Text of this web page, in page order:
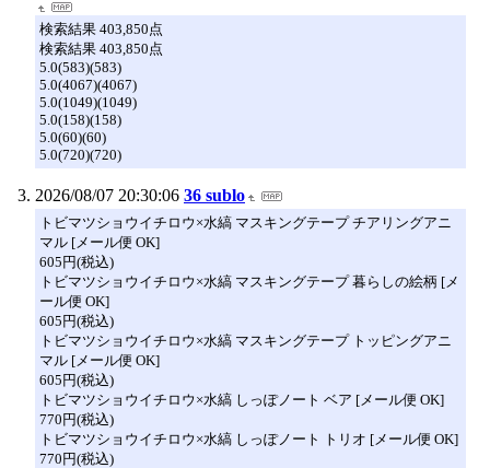
検索結果 403,850点
検索結果 403,850点
5.0(583)(583)
5.0(4067)(4067)
5.0(1049)(1049)
5.0(158)(158)
5.0(60)(60)
5.0(720)(720)
2026/08/07 20:30:06 36 sublo
トビマツショウイチロウ×水縞 マスキングテープ チアリングアニ
マル [メール便 OK]
605円(税込)
トビマツショウイチロウ×水縞 マスキングテープ 暮らしの絵柄 [メ
ール便 OK]
605円(税込)
トビマツショウイチロウ×水縞 マスキングテープ トッピングアニ
マル [メール便 OK]
605円(税込)
トビマツショウイチロウ×水縞 しっぽノート ベア [メール便 OK]
770円(税込)
トビマツショウイチロウ×水縞 しっぽノート トリオ [メール便 OK]
770円(税込)